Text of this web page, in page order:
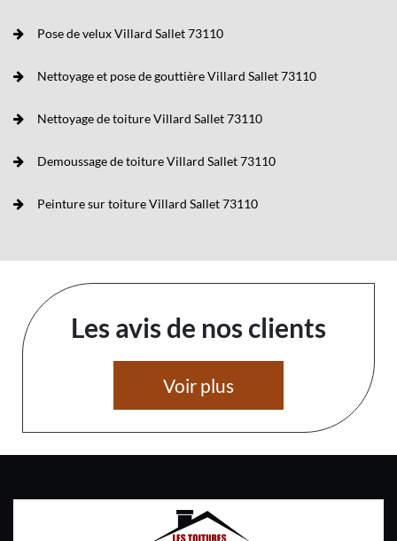
Pose de velux Villard Sallet 73110
Nettoyage et pose de gouttière Villard Sallet 73110
Nettoyage de toiture Villard Sallet 73110
Demoussage de toiture Villard Sallet 73110
Peinture sur toiture Villard Sallet 73110
Les avis de nos clients
Voir plus